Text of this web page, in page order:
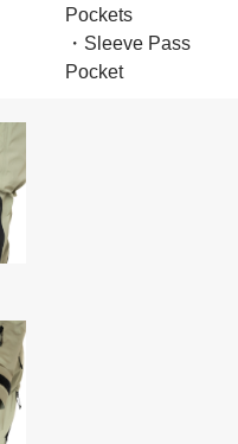
Pockets
・Sleeve Pass
Pocket